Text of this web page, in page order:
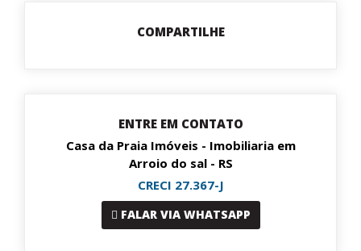
COMPARTILHE
ENTRE EM CONTATO
Casa da Praia Imóveis - Imobiliaria em
Arroio do sal - RS
CRECI 27.367-J
FALAR VIA WHATSAPP